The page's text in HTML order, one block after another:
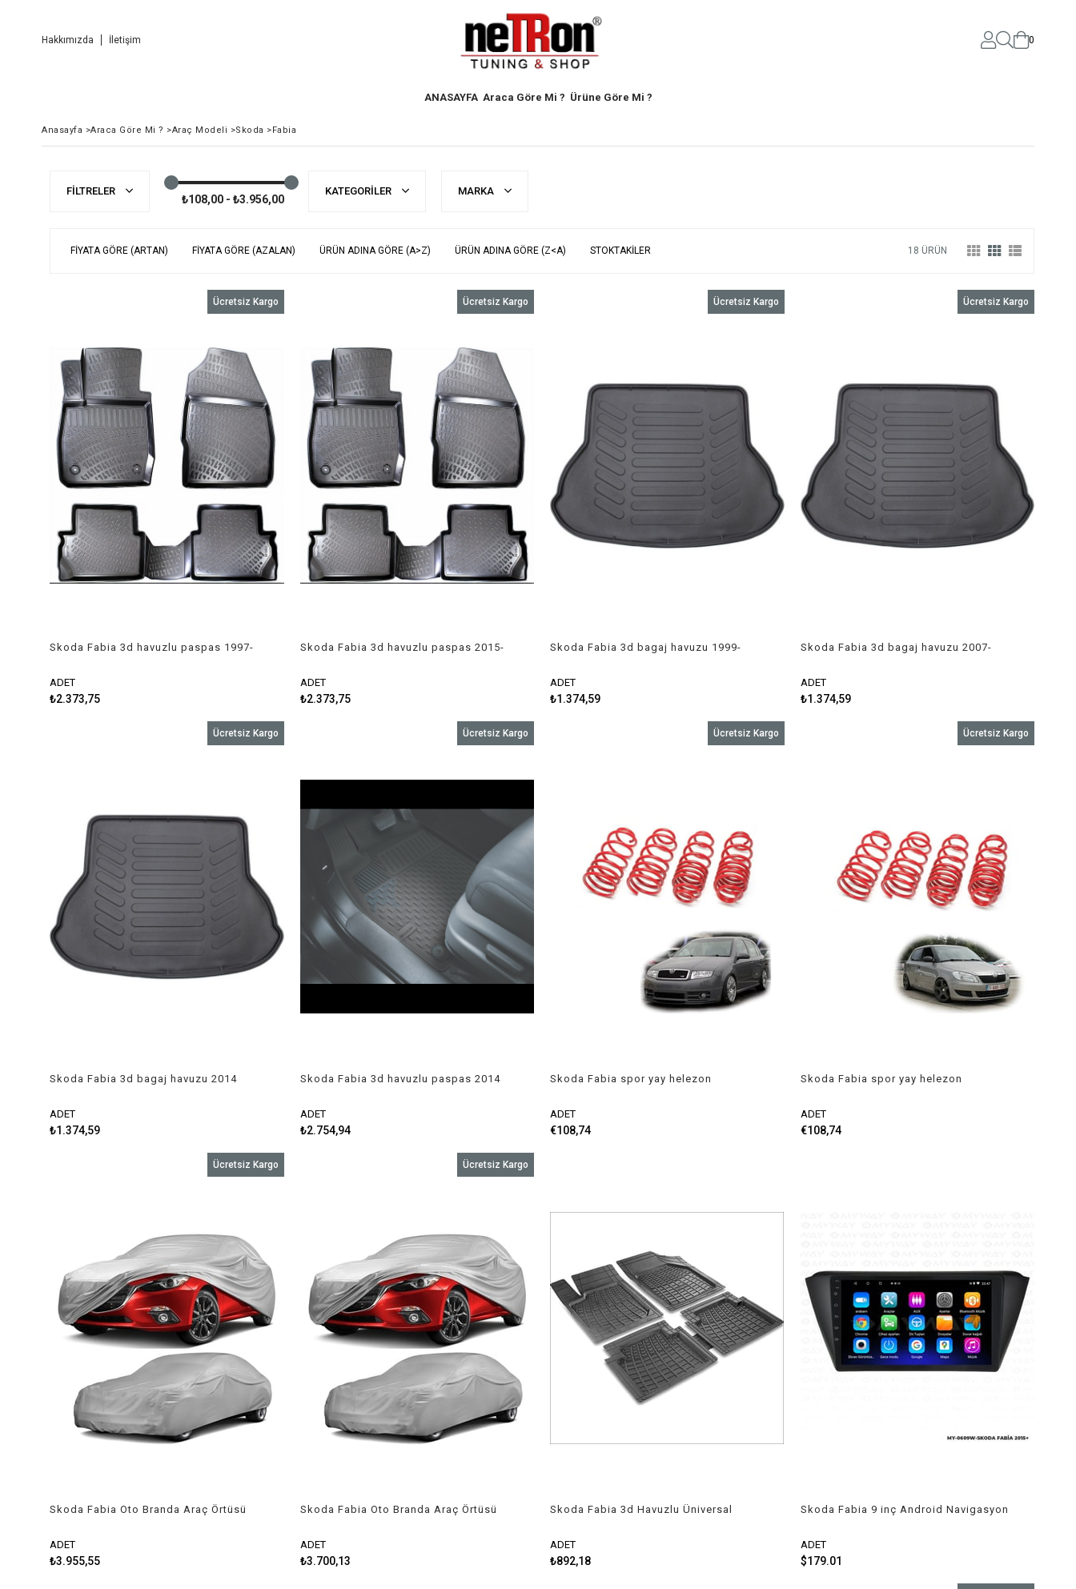
Hakkımızda İletişim 0
ANASAYFA Araca Göre Mi ? Ürüne Göre Mi ?
Anasayfa >Araca Göre Mi ? >Araç Modeli >Skoda >Fabia
FILTRELER
₺108,00 - ₺3.956,00
KATEGORILER MARKA
FIYATA GÖRE (ARTAN) FIYATA GÖRE (AZALAN) ÜRÜN ADINA GÖRE (A>Z) ÜRÜN ADINA GÖRE (Z<A) STOKTAKILER 18 ÜRÜN
Skoda Fabia 3d havuzlu paspas 1997-
ADET
₺2.373,75
Ücretsiz Kargo
Skoda Fabia 3d havuzlu paspas 2015-
ADET
₺2.373,75
Ücretsiz Kargo
Skoda Fabia 3d bagaj havuzu 1999-
ADET
₺1.374,59
Ücretsiz Kargo
Skoda Fabia 3d bagaj havuzu 2007-
ADET
₺1.374,59
Ücretsiz Kargo
Skoda Fabia 3d bagaj havuzu 2014
ADET
₺1.374,59
Ücretsiz Kargo
Skoda Fabia 3d havuzlu paspas 2014
ADET
₺2.754,94
Ücretsiz Kargo
Skoda Fabia spor yay helezon
ADET
€108,74
Ücretsiz Kargo
Skoda Fabia spor yay helezon
ADET
€108,74
Ücretsiz Kargo
Skoda Fabia Oto Branda Araç Örtüsü
ADET
₺3.955,55
Ücretsiz Kargo
Skoda Fabia Oto Branda Araç Örtüsü
ADET
₺3.700,13
Ücretsiz Kargo
Skoda Fabia 3d Havuzlu Üniversal
ADET
₺892,18
Skoda Fabia 9 inç Android Navigasyon
ADET
$179.01